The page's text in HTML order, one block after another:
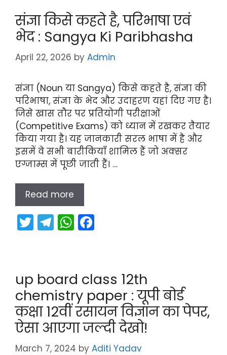
er gr
a
m
ts
A
p
p
e
b
o
o
संज्ञा किसे कहते है, परिभाषा एवं
भेद : Sangya Ki Paribhasha
April 22, 2026 by Admin
संज्ञा (Noun या Sangya) किसे कहते है, संज्ञा की
परिभाषा, संज्ञा के भेद और उदाहरण यहां दिए गए है।
जिसे खास तौर पर प्रतियोगी परीक्षाओं
(Competitive Exams) को ध्यान में रखकर तैयार
किया गया है। यह जानकारी सरल भाषा में है और
इसमें वे सभी बारीकियाँ शामिल हैं जो अक्सर
एग्जाम्स में पूछी जाती हैं। …
Read more
T
w
er
T
el
gr
a
m
W
h
ts
A
p
p
e
b
o
o
k
up board class 12th
chemistry paper : यूपी बोर्ड
कक्षा 12वीं रसायन विज्ञान का पेपर,
ऐसा आएगा जल्दी देखो!
March 7, 2024 by Aditi Yadav